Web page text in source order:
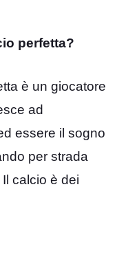
perfetta?
è un giocatore
ad
essere il sogno
per strada
calcio è dei